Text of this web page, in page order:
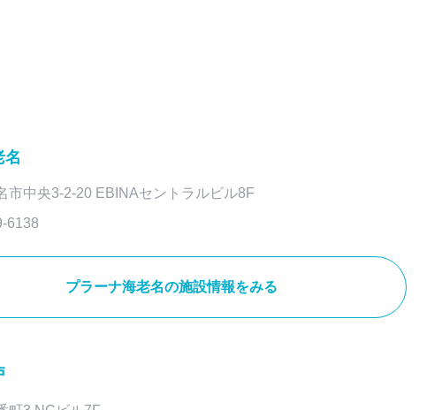
名
市中央3-2-20 EBINAセントラルビル8F
6138
プラーナ海老名の施設情報をみる